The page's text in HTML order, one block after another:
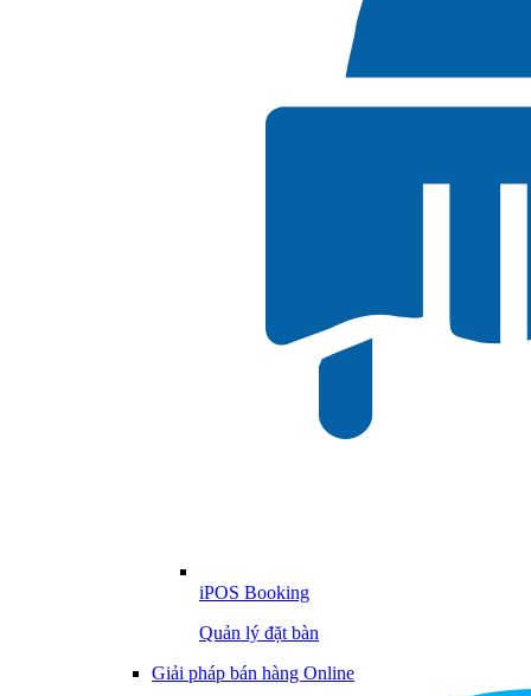
iPOS Booking
Quản lý đặt bàn
Giải pháp bán hàng Online